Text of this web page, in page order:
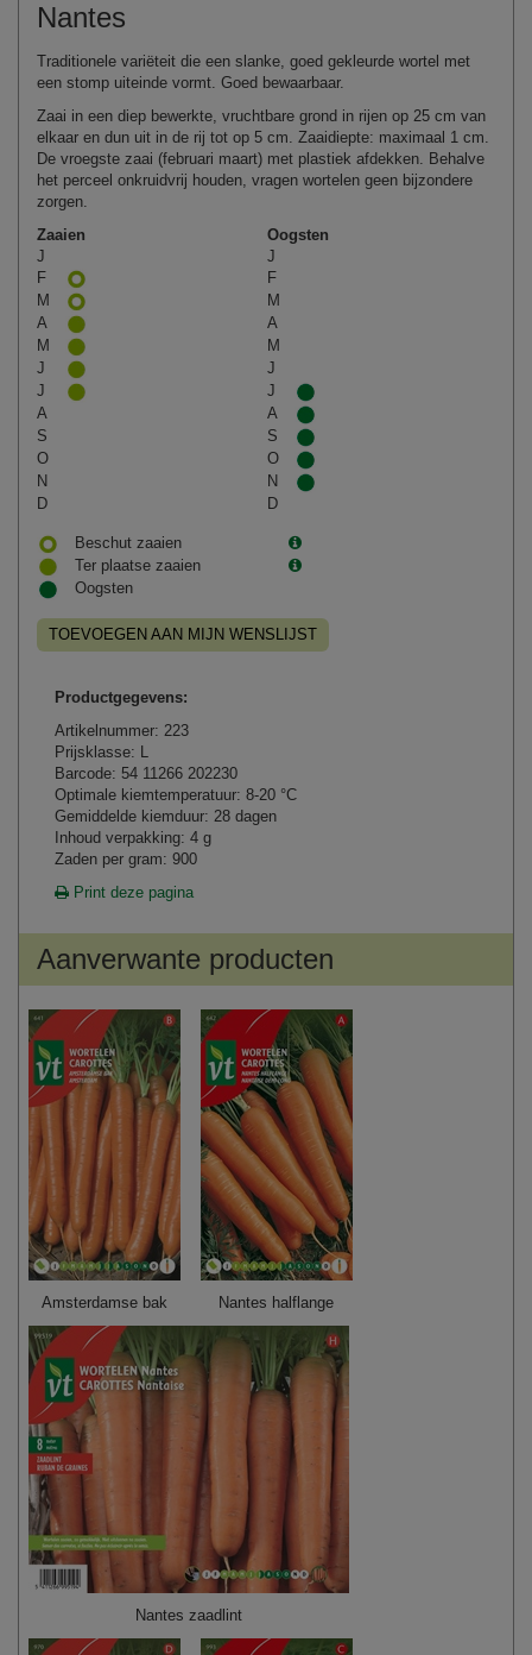
Nantes
Traditionele variëteit die een slanke, goed gekleurde wortel met
een stomp uiteinde vormt. Goed bewaarbaar.
Zaai in een diep bewerkte, vruchtbare grond in rijen op 25 cm van
elkaar en dun uit in de rij tot op 5 cm. Zaaidiepte: maximaal 1 cm.
De vroegste zaai (februari maart) met plastiek afdekken. Behalve
het perceel onkruidvrij houden, vragen wortelen geen bijzondere
zorgen.
Zaaien
Oogsten
J
J
F
F
M
M
A
A
M
M
J
J
J
J
A
A
S
S
O
O
N
N
D
D
Beschut zaaien
Ter plaatse zaaien
Oogsten
TOEVOEGEN AAN MIJN WENSLIJST
Productgegevens:
Artikelnummer: 223
Prijsklasse: L
Barcode: 54 11266 202230
Optimale kiemtemperatuur: 8-20 °C
Gemiddelde kiemduur: 28 dagen
Inhoud verpakking: 4 g
Zaden per gram: 900
Print deze pagina
Aanverwante producten
Amsterdamse bak Nantes halflange
Nantes zaadlint